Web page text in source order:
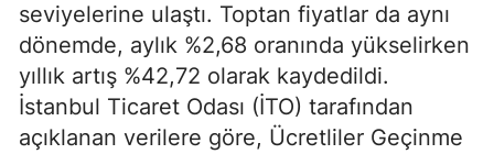
seviyelerine ulaştı. Toptan fiyatlar da aynı
dönemde, aylık %2,68 oranında yükselirken
yıllık artış %42,72 olarak kaydedildi.
İstanbul Ticaret Odası (İTO) tarafından
açıklanan verilere göre, Ücretliler Geçinme